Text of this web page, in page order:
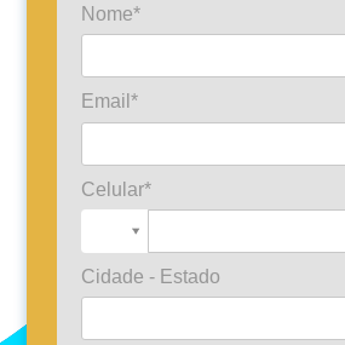
Nome*
Email*
Celular*
Cidade - Estado